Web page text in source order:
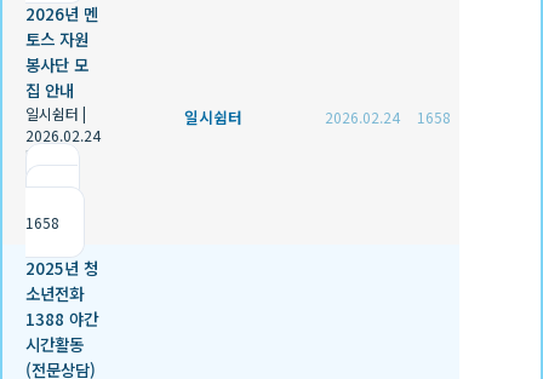
2026년 멘
토스 자원
봉사단 모
집 안내
일시쉼터 |
2026.02.24
|
1658
일시쉼터 2026.02.24 1658
2025년 청
소년전화
1388 야간
시간활동
(전문상담)